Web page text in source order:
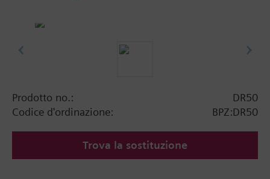
Prodotto no.:
DR50
Codice d'ordinazione:
BPZ:DR50
Trova la sostituzione